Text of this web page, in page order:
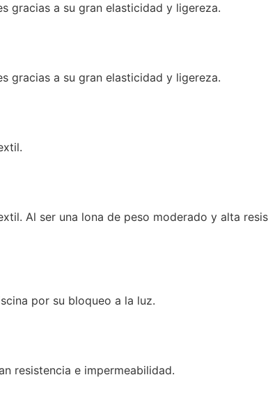
gracias a su gran elasticidad y ligereza.
gracias a su gran elasticidad y ligereza.
Al ser una lona de peso moderado y alta
por su bloqueo a la luz.
resistencia e impermeabilidad.